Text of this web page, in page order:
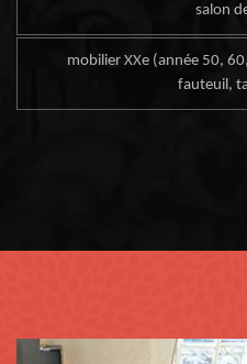
salon
mobilier XXe (année 50,
fauteuil,